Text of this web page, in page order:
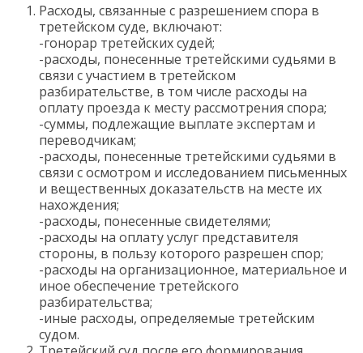
Расходы, связанные с разрешением спора в
третейском суде, включают:
-гонорар третейских судей;
-расходы, понесенные третейскими судьями в
связи с участием в третейском
разбирательстве, в том числе расходы на
оплату проезда к месту рассмотрения спора;
-суммы, подлежащие выплате экспертам и
переводчикам;
-расходы, понесенные третейскими судьями в
связи с осмотром и исследованием письменных
и вещественных доказательств на месте их
нахождения;
-расходы, понесенные свидетелями;
-расходы на оплату услуг представителя
стороны, в пользу которого разрешен спор;
-расходы на организационное, материальное и
иное обеспечение третейского
разбирательства;
-иные расходы, определяемые третейским
судом.